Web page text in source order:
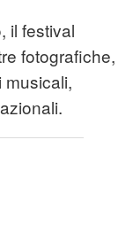
il festival
fotografiche,
musicali,